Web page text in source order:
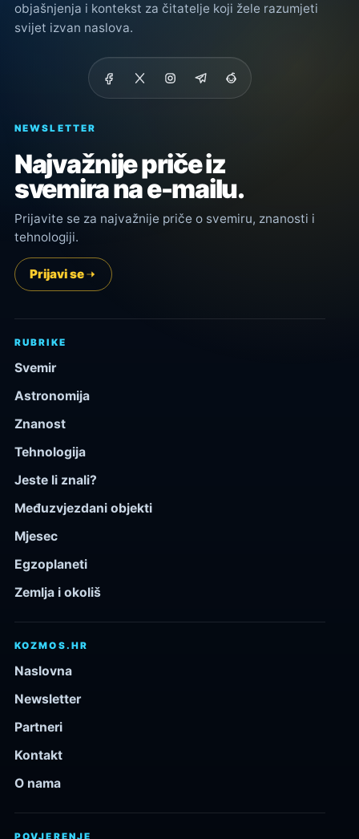
objašnjenja i kontekst za čitatelje koji žele razumjeti
svijet izvan naslova.
NEWSLETTER
Najvažnije priče iz
svemira na e-mailu.
Prijavite se za najvažnije priče o svemiru, znanosti i
tehnologiji.
Prijavi se
RUBRIKE
Svemir
Astronomija
Znanost
Tehnologija
Jeste li znali?
Međuzvjezdani objekti
Mjesec
Egzoplaneti
Zemlja i okoliš
KOZMOS.HR
Naslovna
Newsletter
Partneri
Kontakt
O nama
POVJERENJE